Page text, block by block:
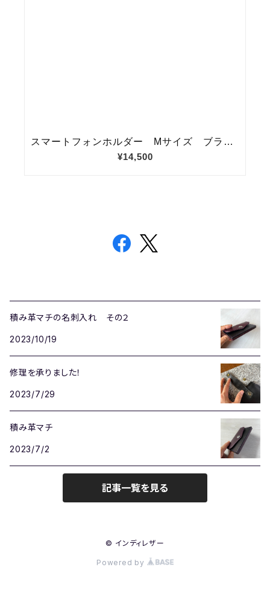
積み革マチの名刺入れ その２
2023/10/19
修理を承りました！
2023/7/29
積み革マチ
2023/7/2
記事一覧を見る
© インディレザー
Powered by